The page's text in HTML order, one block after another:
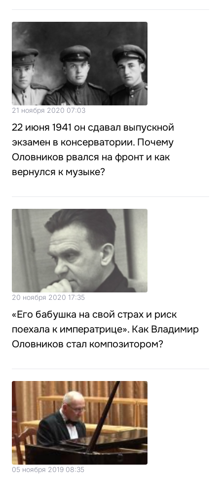
21 ноября 2020 07:03
22 июня 1941 он сдавал выпускной
экзамен в консерватории. Почему
Оловников рвался на фронт и как
вернулся к музыке?
20 ноября 2020 17:35
«Его бабушка на свой страх и риск
поехала к императрице». Как Владимир
Оловников стал композитором?
05 ноября 2019 08:35